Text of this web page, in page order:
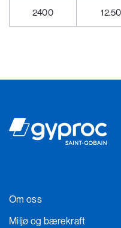
2400
Om oss
Miljø og bærekraft